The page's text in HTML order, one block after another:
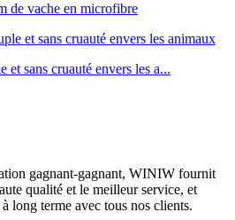
de vache en microfibre
et sans cruauté envers les a...
gagnant-gagnant, WINIW fournit
qualité et le meilleur service, et
long terme avec tous nos clients.